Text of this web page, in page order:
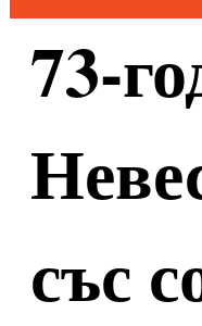
73-
със